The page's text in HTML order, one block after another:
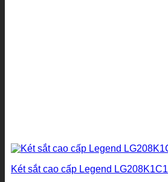
Két sắt cao cấp Legend LG208K1C1